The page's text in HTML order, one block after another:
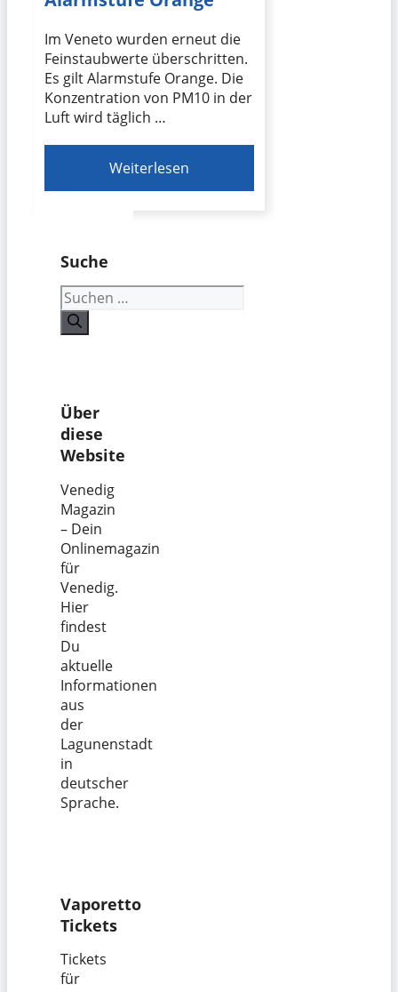
Im Veneto wurden erneut die
Feinstaubwerte überschritten.
Es gilt Alarmstufe Orange. Die
Konzentration von PM10 in der
Luft wird täglich …
Weiterlesen
Suche
Suchen
nach:
Über
diese
Website
Venedig
Magazin
– Dein
Onlinemagazin
für
Venedig.
Hier
findest
Du
aktuelle
Informationen
aus
der
Lagunenstadt
in
deutscher
Sprache.
Vaporetto
Tickets
Tickets
für